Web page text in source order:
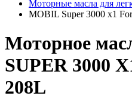
Моторные масла для
MOBIL Super 3000 x1
Моторное
SUPER 3000
208L